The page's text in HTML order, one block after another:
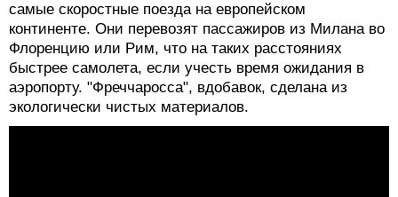
самые скоростные поезда на европейском
континенте. Они перевозят пассажиров из Милана во
Флоренцию или Рим, что на таких расстояниях
быстрее самолета, если учесть время ожидания в
аэропорту. "Фреччаросса", вдобавок, сделана из
экологически чистых материалов.